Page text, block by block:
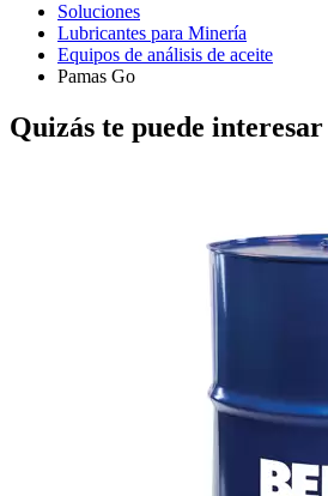
Soluciones
Lubricantes para Minería
Equipos de análisis de aceite
Pamas Go
Quizás te puede interesar